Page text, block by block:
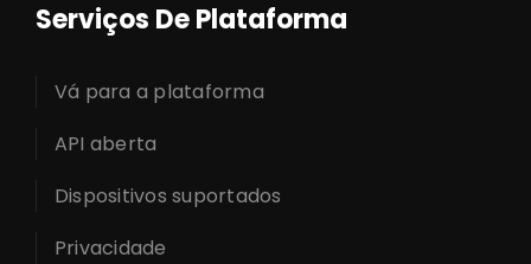
Serviços De Plataforma
Vá para a plataforma
API aberta
Dispositivos suportados
Privacidade